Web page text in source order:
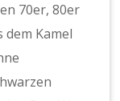
70er, 80er
dem Kamel